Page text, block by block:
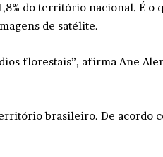
do território nacional. É o
de satélite.
florestais”, afirma Ane
brasileiro. De acordo